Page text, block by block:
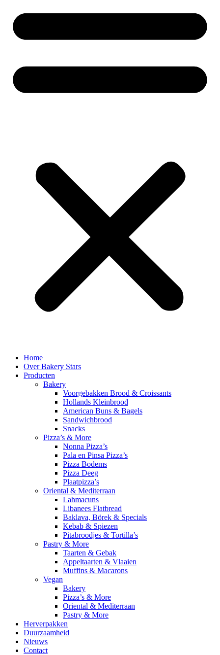
Home
Over Bakery Stars
Producten
Bakery
Voorgebakken Brood & Croissants
Hollands Kleinbrood
American Buns & Bagels
Sandwichbrood
Snacks
Pizza’s & More
Nonna Pizza’s
Pala en Pinsa Pizza’s
Pizza Bodems
Pizza Deeg
Plaatpizza’s
Oriental & Mediterraan
Lahmacuns
Libanees Flatbread
Baklava, Börek & Specials
Kebab & Spiezen
Pitabroodjes & Tortilla’s
Pastry & More
Taarten & Gebak
Appeltaarten & Vlaaien
Muffins & Macarons
Vegan
Bakery
Pizza’s & More
Oriental & Mediterraan
Pastry & More
Herverpakken
Duurzaamheid
Nieuws
Contact